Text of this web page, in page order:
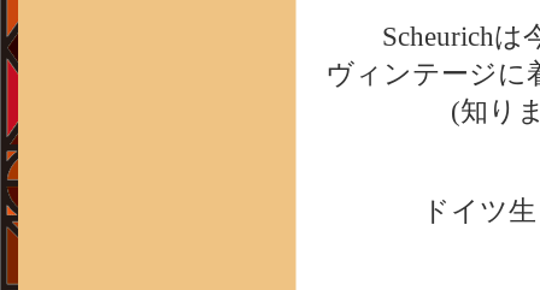
Scheurich
ヴィンテージに
(知り
ドイツ